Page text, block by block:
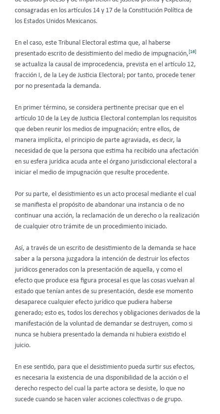
consagradas en los artículos 14 y 17 de la Constitución Política de
los Estados Unidos Mexicanos.
En el caso, este Tribunal Electoral estima que, al haberse
presentado escrito de desistimiento del medio de impugnación,[16]
se actualiza la causal de improcedencia, prevista en el artículo 12,
fracción I, de la Ley de Justicia Electoral; por tanto, procede tener
por no presentada la demanda.
En primer término, se considera pertinente precisar que en el
artículo 10 de la Ley de Justicia Electoral contemplan los requisitos
que deben reunir los medios de impugnación; entre ellos, de
manera implícita, el principio de parte agraviada, es decir, la
necesidad de que la persona que estima ha recibido una afectación
en su esfera jurídica acuda ante el órgano jurisdiccional electoral a
iniciar el medio de impugnación que resulte procedente.
Por su parte, el desistimiento es un acto procesal mediante el cual
se manifiesta el propósito de abandonar una instancia o de no
continuar una acción, la reclamación de un derecho o la realización
de cualquier otro trámite de un procedimiento iniciado.
Así, a través de un escrito de desistimiento de la demanda se hace
saber a la persona juzgadora la intención de destruir los efectos
jurídicos generados con la presentación de aquella, y como el
efecto que produce esa figura procesal es que las cosas vuelvan al
estado que tenían antes de su presentación, desde ese momento
desaparece cualquier efecto jurídico que pudiera haberse
generado; esto es, todos los derechos y obligaciones derivados de la
manifestación de la voluntad de demandar se destruyen, como si
nunca se hubiera presentado la demanda ni hubiera existido el
juicio.
En ese sentido, para que el desistimiento pueda surtir sus efectos,
es necesaria la existencia de una disponibilidad de la acción o el
derecho respecto del cual la parte actora se desiste, lo que no
sucede cuando se hacen valer acciones colectivas o de grupo.